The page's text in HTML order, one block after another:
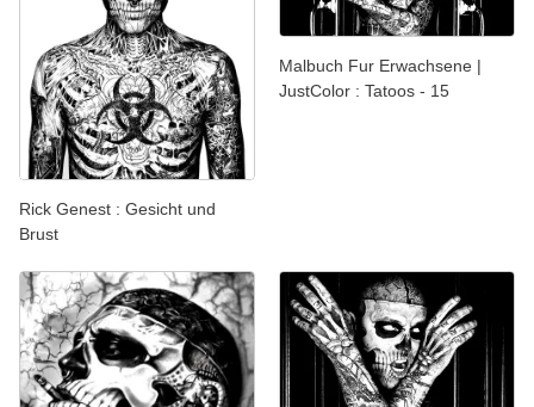
Rick Genest : Gesicht und
Brust
Malbuch Fur Erwachsene |
JustColor : Tatoos - 15